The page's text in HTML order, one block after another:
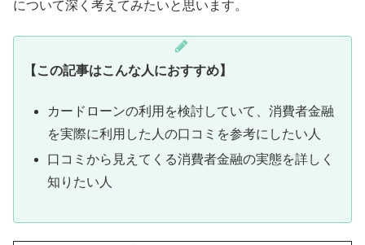
について深く考えてみたいと思います。
【この記事はこんな人におすすめ】
カードローンの利用を検討していて、消費者金融
を実際に利用した人の口コミを参考にしたい人
口コミから見えてくる消費者金融の実態を詳しく
知りたい人